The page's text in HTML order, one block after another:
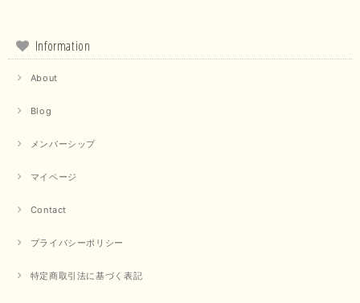
Information
About
Blog
メンバーシップ
マイページ
Contact
プライバシーポリシー
特定商取引法に基づく表記